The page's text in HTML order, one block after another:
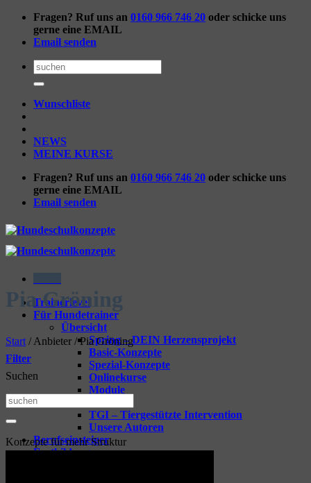
Zum
springen
Fragen? Ruf uns an 0160 966 746 20 oder schicke uns
gerne eine EMAIL
Email senden
Suchen
nach:
Wunschliste
NEWS
MEINE KURSE
Fragen? Ruf uns an 0160 966 746 20 oder schicke uns
gerne eine EMAIL
Email senden
Trainerlevel
Für Hundetrainer
Übersicht
Spring – DEIN Herzensprojekt
Basic-Konzepte
Spezial-Konzepte
Onlinekurse
Module
TGI – Tiergestützte Intervention
Unsere Autoren
Berufseinsteiger
Fortbildungen
Pia Gröning
Start / Anbieter /Pia Gröning
Filter
Suchen
Suchen
nach:
Konzepte für mehr Struktur